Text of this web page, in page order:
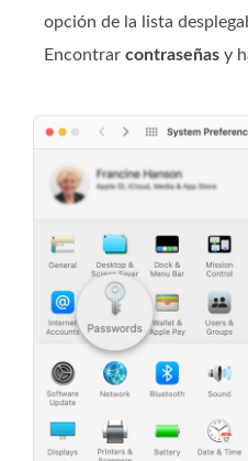
opción de la lista
Encontrar contraseñas y